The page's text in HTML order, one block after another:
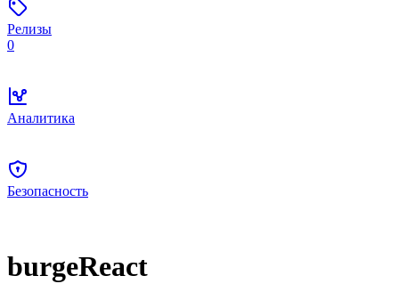
Релизы
0
Аналитика
Безопасность
burgeReact